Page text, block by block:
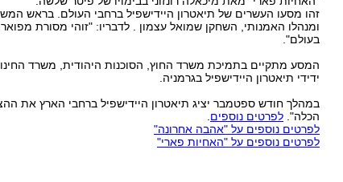
זהו מסעו העשרים של תיאטרון היידישפיל ברחבי העולם. בראש
ומנהלו האמנותי, השחקן שמואל עצמון . לדבריו: "זוהי מסורת
בעולם".
המסע מתקיים בתמיכת משרד החוץ, הסוכנות היהודית, משרד
ידידי תיאטרון היידישפיל בגרמניה.
במהלך חודש ספטמבר יציג תיאטרון היידישפיל ברחבי הארץ את
הכלה". לפרטים נוספים
לפרטים נוספים על "אהבה אחרונה"
לפרטים נוספים על "האחיות פארי"